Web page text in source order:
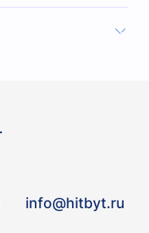
info@hitbyt.ru